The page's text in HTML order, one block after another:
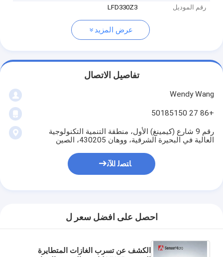
رقم الموديل
LFD330Z3
عرض المزيد
تفاصيل الاتصال
Wendy Wang
+86 27 50185150
رقم 9 شارع (كيمينغ) الأول، منطقة التنمية التكنولوجية
العالية في البحيرة الشرقية، ووهان 430205، الصين
ﺎﺘﺼﻟ ﺍﻶﻧ
احصل على افضل سعر ل
الكشف عن تسرب الغازات المتطايرة